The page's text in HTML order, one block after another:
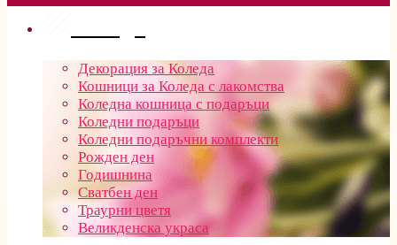
Декорация за Коледа
Кошници за Коледа с лакомства
Коледна кошница с подаръци
Коледни подаръци
Коледни подаръчни комплекти
Рожден ден
Годишнина
Сватбен ден
Траурни цветя
Великденска украса